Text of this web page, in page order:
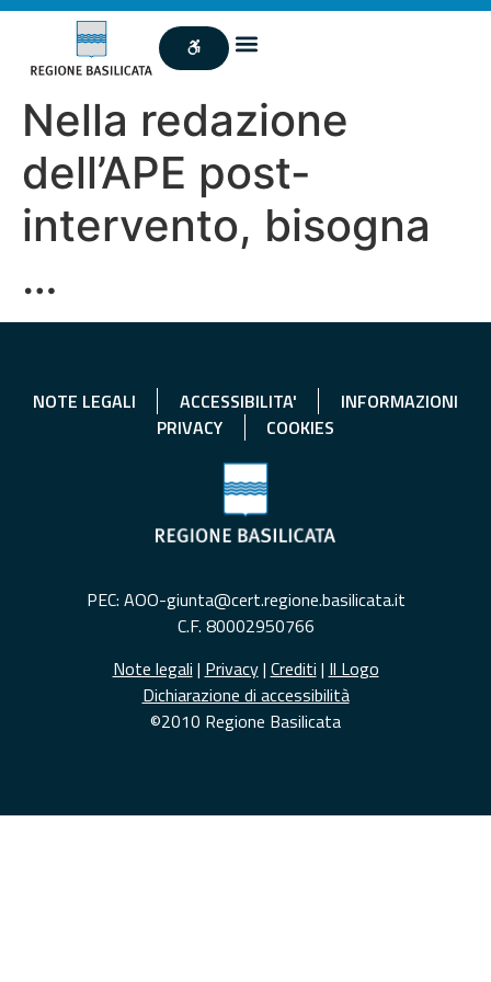
Nella redazione
dell’APE post-
intervento, bisogna
…
NOTE LEGALI ACCESSIBILITA'
INFORMAZIONI
PRIVACY
COOKIES
PEC: AOO-giunta@cert.regione.basilicata.it
C.F. 80002950766
Note legali | Privacy| Crediti | Il Logo
Dichiarazione di accessibilità
©2010 Regione Basilicata